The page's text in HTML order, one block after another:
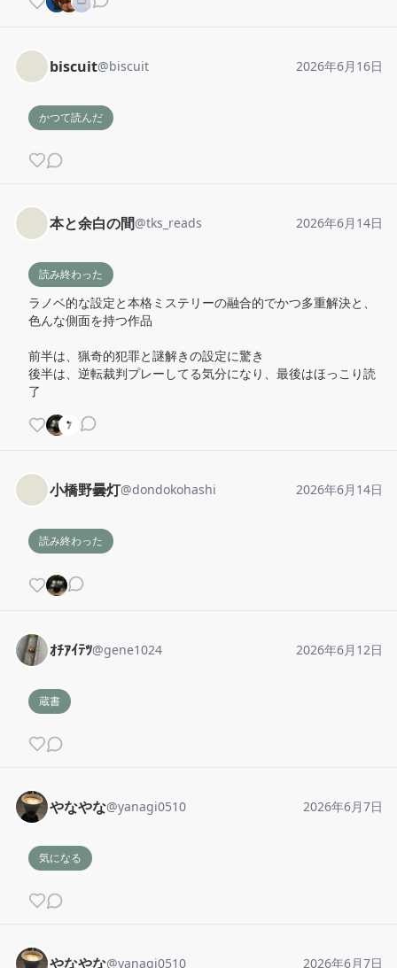
biscuit@biscuit 2026年6月16日
かつて読んだ
本と余白の間@tks_reads 2026年6月14日
読み終わった
ラノベ的な設定と本格ミステリーの融合的でかつ多重解決と、
色んな側面を持つ作品
前半は、猟奇的犯罪と謎解きの設定に驚き
後半は、逆転裁判プレーしてる気分になり、最後はほっこり読
了
小橋野曇灯@dondokohashi 2026年6月14日
読み終わった
ｵﾁｱｲﾃﾂ@gene1024 2026年6月12日
蔵書
やなやな@yanagi0510 2026年6月7日
気になる
やなやな@yanagi0510 2026年6月7日